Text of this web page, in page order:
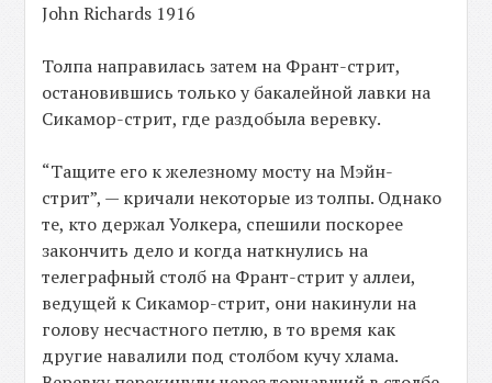
John Richards 1916
Толпа направилась затем на Франт-стрит,
остановившись только у бакалейной лавки на
Сикамор-стрит, где раздобыла веревку.
“Тащите его к железному мосту на Мэйн-
стрит”, — кричали некоторые из толпы. Однако
те, кто держал Уолкера, спешили поскорее
закончить дело и когда наткнулись на
телеграфный столб на Франт-стрит у аллеи,
ведущей к Сикамор-стрит, они накинули на
голову несчастного петлю, в то время как
другие навалили под столбом кучу хлама.